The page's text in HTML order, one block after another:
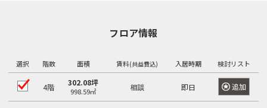
フロア情報
選択 階数 面積 賃料(共益費込) 入居時期 検討リスト
4階 302.08坪
998.59㎡ 相談 即日 追加